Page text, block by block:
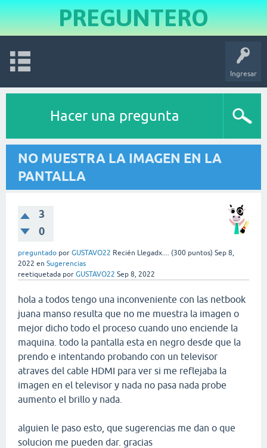
PREGUNTERO
Ingresar
Hacer una pregunta
NO MUESTRA LA IMAGEN EN LA
PANTALLA
3
0
preguntado por GUSTAVO22 Recién Llegadx.... (300 puntos) Sep 8,
2022 en Sugerencias
reetiquetada por GUSTAVO22 Sep 8, 2022
hola a todos tengo una inconveniente con las netbook
juana manso resulta que no me muestra la imagen o
mejor dicho todo el proceso cuando uno enciende la
maquina. todo la pantalla esta en negro desde que la
prendo e intentando probando con un televisor
atraves del cable HDMI para ver si me reflejaba la
imagen en el televisor y nada no pasa nada probe
aumento el brillo y nada.
alguien le paso esto, que sugerencias me dan o que
solucion me pueden dar. gracias